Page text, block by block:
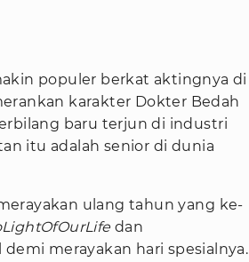
populer berkat aktingnya di
karakter Dokter Bedah
baru terjun di industri
itu adalah senior di dunia
ulang tahun yang ke-
dan
merayakan hari spesialnya.